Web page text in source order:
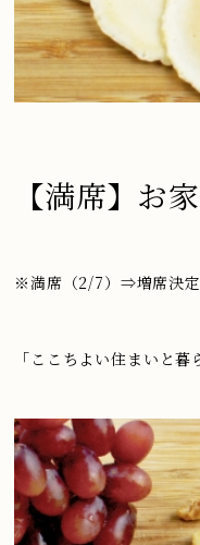
【満席】お
※満席（2/7）⇒増席決
「ここちよい住まいと